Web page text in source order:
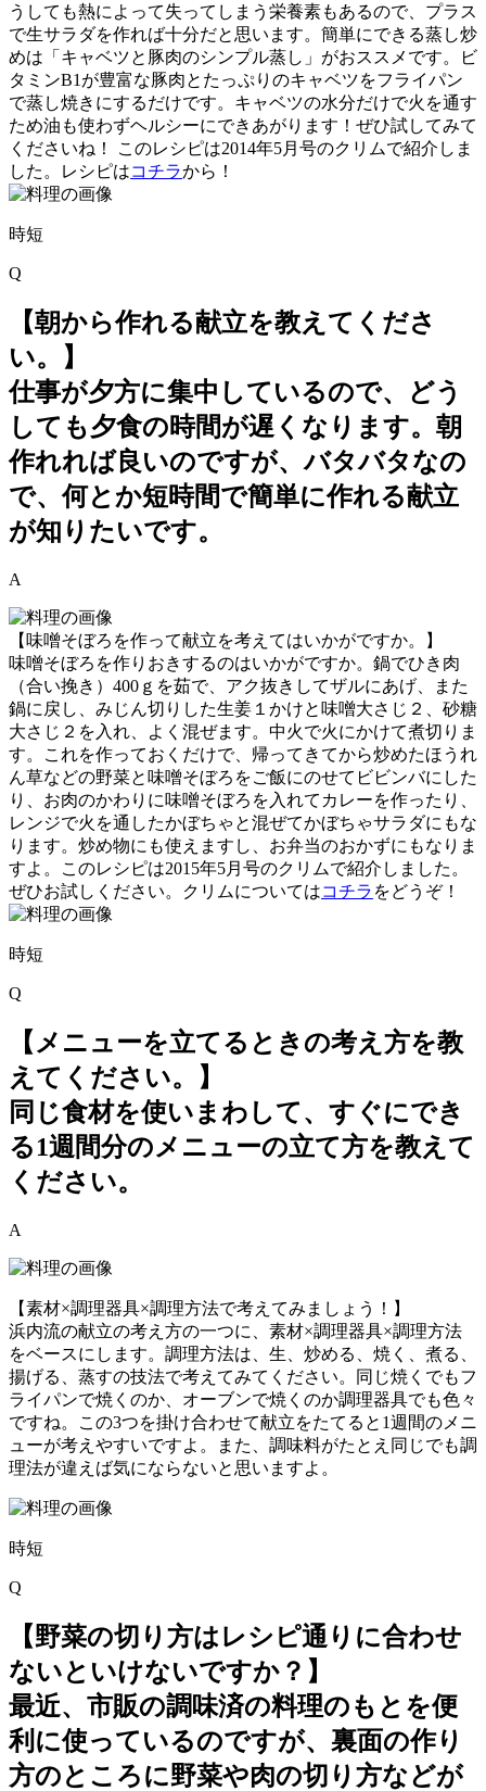
うしても熱によって失ってしまう栄養素もあるので、プラス
で生サラダを作れば十分だと思います。簡単にできる蒸し炒
めは「キャベツと豚肉のシンプル蒸し」がおススメです。ビ
タミンB1が豊富な豚肉とたっぷりのキャベツをフライパン
で蒸し焼きにするだけです。キャベツの水分だけで火を通す
ため油も使わずヘルシーにできあがります！ぜひ試してみて
くださいね！ このレシピは2014年5月号のクリムで紹介しま
した。レシピはコチラから！
時短
Q
【朝から作れる献立を教えてくださ
い。】
仕事が夕方に集中しているので、どう
しても夕食の時間が遅くなります。朝
作れれば良いのですが、バタバタなの
で、何とか短時間で簡単に作れる献立
が知りたいです。
A
【味噌そぼろを作って献立を考えてはいかがですか。】
味噌そぼろを作りおきするのはいかがですか。鍋でひき肉
（合い挽き）400ｇを茹で、アク抜きしてザルにあげ、また
鍋に戻し、みじん切りした生姜１かけと味噌大さじ２、砂糖
大さじ２を入れ、よく混ぜます。中火で火にかけて煮切りま
す。これを作っておくだけで、帰ってきてから炒めたほうれ
ん草などの野菜と味噌そぼろをご飯にのせてビビンバにした
り、お肉のかわりに味噌そぼろを入れてカレーを作ったり、
レンジで火を通したかぼちゃと混ぜてかぼちゃサラダにもな
ります。炒め物にも使えますし、お弁当のおかずにもなりま
すよ。このレシピは2015年5月号のクリムで紹介しました。
ぜひお試しください。クリムについてはコチラ をどうぞ！
時短
Q
【メニューを立てるときの考え方を教
えてください。】
同じ食材を使いまわして、すぐにでき
る1週間分のメニューの立て方を教えて
ください。
A
【素材×調理器具×調理方法で考えてみましょう！】
浜内流の献立の考え方の一つに、素材×調理器具×調理方法
をベースにします。調理方法は、生、炒める、焼く、煮る、
揚げる、蒸すの技法で考えてみてください。同じ焼くでもフ
ライパンで焼くのか、オーブンで焼くのか調理器具でも色々
ですね。この3つを掛け合わせて献立をたてると1週間のメニ
ューが考えやすいですよ。また、調味料がたとえ同じでも調
理法が違えば気にならないと思いますよ。
時短
Q
【野菜の切り方はレシピ通りに合わせ
ないといけないですか？】
最近、市販の調味済の料理のもとを便
利に使っているのですが、裏面の作り
方のところに野菜や肉の切り方などが